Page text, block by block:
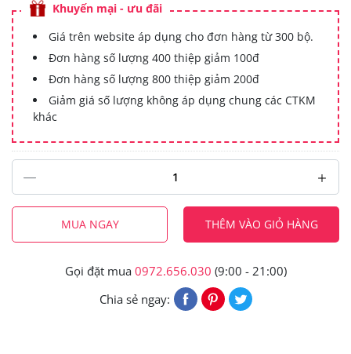
Khuyến mại - ưu đãi
Giá trên website áp dụng cho đơn hàng từ 300 bộ.
Đơn hàng số lượng 400 thiệp giảm 100đ
Đơn hàng số lượng 800 thiệp giảm 200đ
Giảm giá số lượng không áp dụng chung các CTKM
khác
MUA NGAY THÊM VÀO GIỎ HÀNG
Gọi đặt mua 0972.656.030 (9:00 - 21:00)
Chia sẻ ngay: